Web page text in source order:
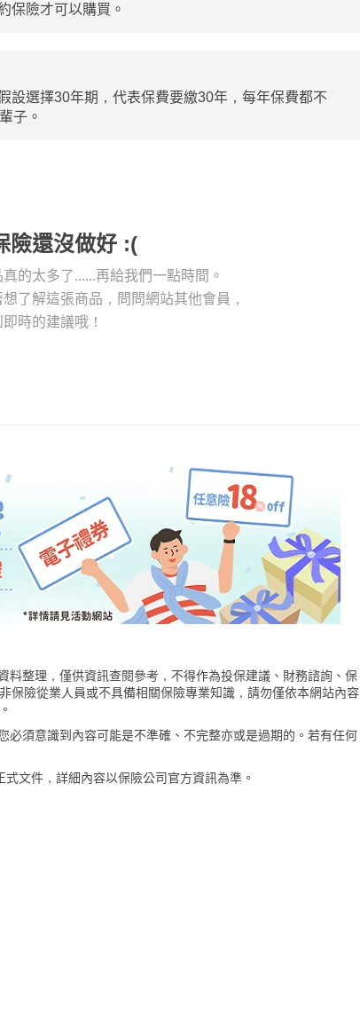
保險才可以購買。
設選擇30年期，代表保費要繳30年，每年保費都不
子。
險還沒做好 :(
的太多了......再給我們一點時間。
了解這張商品，問問網站其他會員，
時的建議哦！
整理，僅供資訊查閱參考，不得作為投保建議、財務諮詢、保
保險從業人員或不具備相關保險專業知識，請勿僅依本網站內容
須意識到內容可能是不準確、不完整亦或是過期的。若有任何
文件，詳細內容以保險公司官方資訊為準。